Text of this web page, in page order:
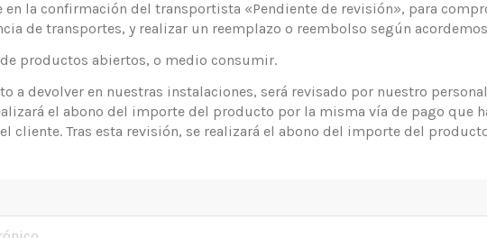
la confirmación del transportista «Pendiente de revisión», para
de transportes, y realizar un reemplazo o reembolso según
productos abiertos, o medio consumir.
a devolver en nuestras instalaciones, será revisado por nuestro
el abono del importe del producto por la misma vía de pago que
cliente. Tras esta revisión, se realizará el abono del importe del